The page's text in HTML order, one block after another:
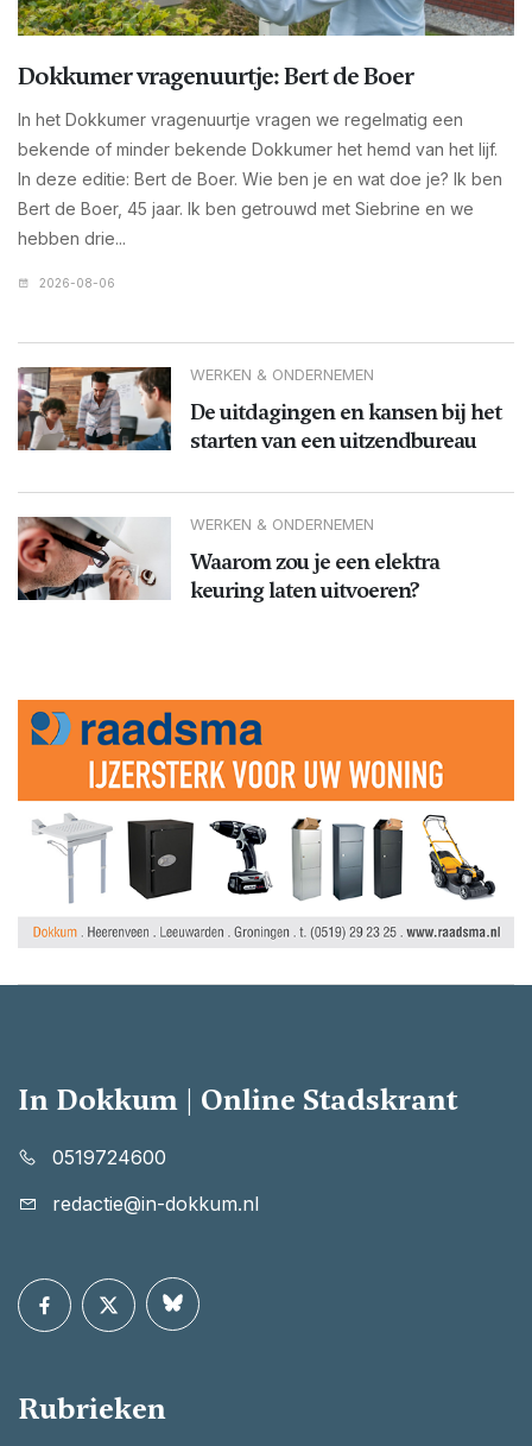
Dokkumer vragenuurtje: Bert de Boer
In het Dokkumer vragenuurtje vragen we regelmatig een
bekende of minder bekende Dokkumer het hemd van het lijf.
In deze editie: Bert de Boer. Wie ben je en wat doe je? Ik ben
Bert de Boer, 45 jaar. Ik ben getrouwd met Siebrine en we
hebben drie...
2026-08-06
WERKEN & ONDERNEMEN
De uitdagingen en kansen bij het
starten van een uitzendbureau
WERKEN & ONDERNEMEN
Waarom zou je een elektra
keuring laten uitvoeren?
In Dokkum | Online Stadskrant
0519724600
redactie@in-dokkum.nl
Rubrieken